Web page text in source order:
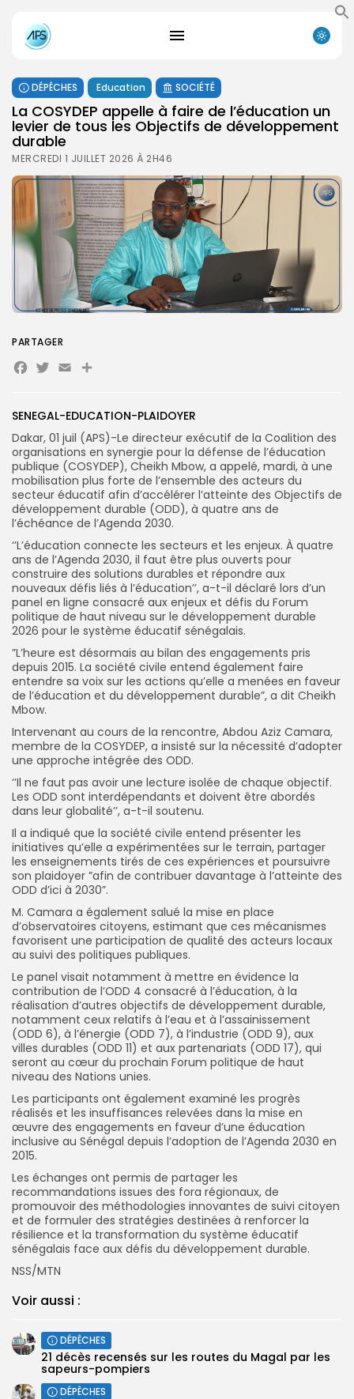
Search
for:
FR
DÉPÊCHES Education SOCIÉTÉ
La COSYDEP appelle à faire de l’éducation un
levier de tous les Objectifs de développement
durable
MERCREDI 1 JUILLET 2026 À 2H46
SENEGAL-EDUCATION-PLAIDOYER
Dakar, 01 juil (APS)-Le directeur exécutif de la Coalition des
organisations en synergie pour la défense de l’éducation
publique (COSYDEP), Cheikh Mbow, a appelé, mardi, à une
mobilisation plus forte de l’ensemble des acteurs du
secteur éducatif afin d’accélérer l’atteinte des Objectifs de
développement durable (ODD), à quatre ans de
l’échéance de l’Agenda 2030.
‘’L’éducation connecte les secteurs et les enjeux. À quatre
ans de l’Agenda 2030, il faut être plus ouverts pour
construire des solutions durables et répondre aux
nouveaux défis liés à l’éducation’’, a-t-il déclaré lors d’un
panel en ligne consacré aux enjeux et défis du Forum
politique de haut niveau sur le développement durable
2026 pour le système éducatif sénégalais.
”L’heure est désormais au bilan des engagements pris
depuis 2015. La société civile entend également faire
entendre sa voix sur les actions qu’elle a menées en faveur
de l’éducation et du développement durable”, a dit Cheikh
Mbow.
Intervenant au cours de la rencontre, Abdou Aziz Camara,
membre de la COSYDEP, a insisté sur la nécessité d’adopter
une approche intégrée des ODD.
‘’Il ne faut pas avoir une lecture isolée de chaque objectif.
Les ODD sont interdépendants et doivent être abordés
dans leur globalité’’, a-t-il soutenu.
Il a indiqué que la société civile entend présenter les
initiatives qu’elle a expérimentées sur le terrain, partager
les enseignements tirés de ces expériences et poursuivre
son plaidoyer ”afin de contribuer davantage à l’atteinte des
ODD d’ici à 2030”.
M. Camara a également salué la mise en place
d’observatoires citoyens, estimant que ces mécanismes
favorisent une participation de qualité des acteurs locaux
au suivi des politiques publiques.
Le panel visait notamment à mettre en évidence la
contribution de l’ODD 4 consacré à l’éducation, à la
réalisation d’autres objectifs de développement durable,
notamment ceux relatifs à l’eau et à l’assainissement
(ODD 6), à l’énergie (ODD 7), à l’industrie (ODD 9), aux
villes durables (ODD 11) et aux partenariats (ODD 17), qui
seront au cœur du prochain Forum politique de haut
niveau des Nations unies.
Les participants ont également examiné les progrès
réalisés et les insuffisances relevées dans la mise en
œuvre des engagements en faveur d’une éducation
inclusive au Sénégal depuis l’adoption de l’Agenda 2030 en
2015.
Les échanges ont permis de partager les
recommandations issues des fora régionaux, de
promouvoir des méthodologies innovantes de suivi citoyen
et de formuler des stratégies destinées à renforcer la
résilience et la transformation du système éducatif
sénégalais face aux défis du développement durable.
NSS/MTN
Voir aussi :
DÉPÊCHES
21 décès recensés sur les routes du Magal par les
sapeurs-pompiers
DÉPÊCHES
PARTAGER
Facebook
Twitter
EmailPartager